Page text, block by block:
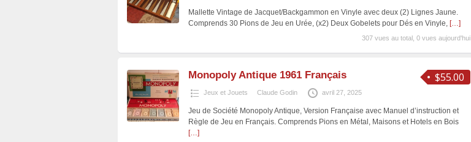
Mallette Vintage de Jacquet/Backgammon en Vinyle avec deux (2) Lignes Jaune.
Comprends 30 Pions de Jeu en Urée, (x2) Deux Gobelets pour Dés en Vinyle, […]
307 vues au total, 0 vues aujourd'hui
$55.00
Monopoly Antique 1961 Français
Jeux et Jouets Claude Godin avril 27, 2025
Jeu de Société Monopoly Antique, Version Française avec Manuel d’instruction et
Règle de Jeu en Français. Comprends Pions en Métal, Maisons et Hotels en Bois
[…]